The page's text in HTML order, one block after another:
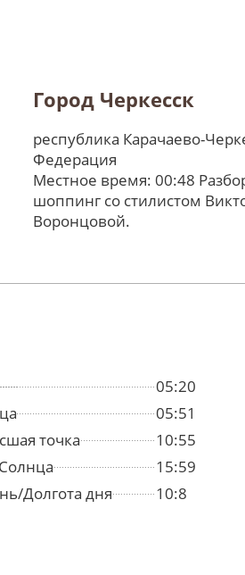
Город Черкесск
республика Карачаево-
Федерация
Местное время: 00:48
шоппинг со стилистом
Воронцовой.
05:20
05:51
точка
10:55
15:59
Долгота дня
10:8